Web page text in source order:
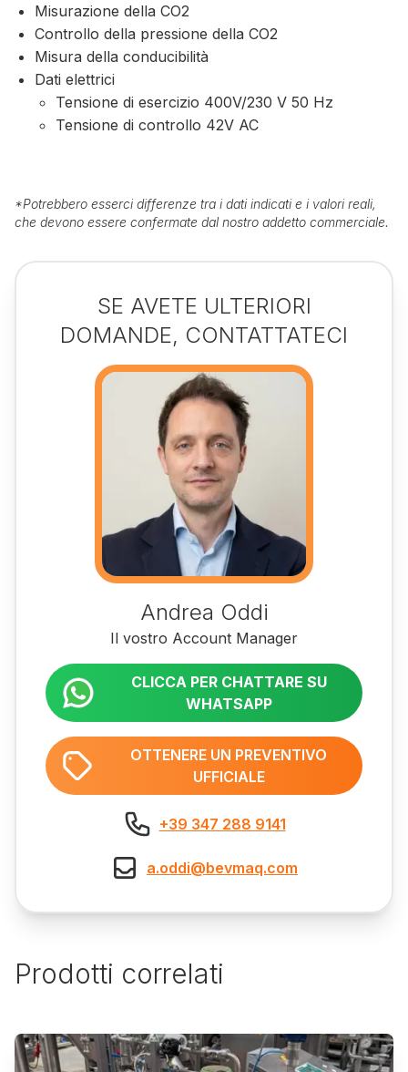
Misurazione della CO2
Controllo della pressione della CO2
Misura della conducibilità
Dati elettrici
Tensione di esercizio 400V/230 V 50 Hz
Tensione di controllo 42V AC
*Potrebbero esserci differenze tra i dati indicati e i valori reali,
che devono essere confermate dal nostro addetto commerciale.
SE AVETE ULTERIORI
DOMANDE, CONTATTATECI
Andrea Oddi
Il vostro Account Manager
CLICCA PER CHATTARE SU
WHATSAPP
OTTENERE UN PREVENTIVO
UFFICIALE
+39 347 288 9141
a.oddi@bevmaq.com
Prodotti correlati